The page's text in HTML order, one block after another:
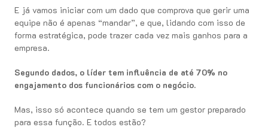
E já vamos iniciar com um dado que comprova que gerir uma
equipe não é apenas “mandar”, e que, lidando com isso de
forma estratégica, pode trazer cada vez mais ganhos para a
empresa.
Segundo dados, o líder tem influência de até 70% no
engajamento dos funcionários com o negócio.
Mas, isso só acontece quando se tem um gestor preparado
para essa função. E todos estão?